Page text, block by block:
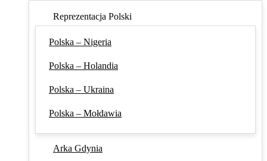
Reprezentacja Polski
Polska – Nigeria
Polska – Holandia
Polska – Ukraina
Polska – Mołdawia
Arka Gdynia